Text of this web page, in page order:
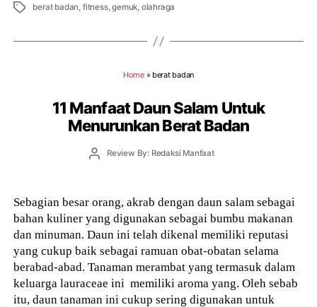
Tags berat badan, fitness,gemuk, olahraga
Home» berat badan
11 Manfaat Daun Salam Untuk
Menurunkan Berat Badan
PostReview By: Redaksi Manfaat
Sebagian besar orang, akrab dengan daun salam sebagai
bahan kuliner yang digunakan sebagai bumbu makanan
dan minuman. Daun ini telah dikenal memiliki reputasi
yang cukup baik sebagai ramuan obat-obatan selama
berabad-abad. Tanaman merambat yang termasuk dalam
keluarga lauraceae ini memiliki aroma yang. Oleh sebab
itu, daun tanaman ini cukup sering digunakan untuk